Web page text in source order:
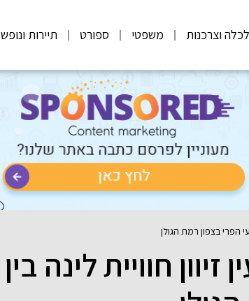
וצרכנות משפטי ספורט תיירות ונופש
הפרי בצפון רמת הגולן
חוויית לינה בין